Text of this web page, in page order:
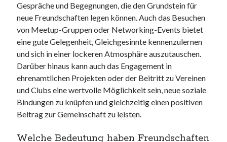
Gespräche und Begegnungen, die den Grundstein für
neue Freundschaften legen können. Auch das Besuchen
von Meetup-Gruppen oder Networking-Events bietet
eine gute Gelegenheit, Gleichgesinnte kennenzulernen
und sich in einer lockeren Atmosphäre auszutauschen.
Darüber hinaus kann auch das Engagement in
ehrenamtlichen Projekten oder der Beitritt zu Vereinen
und Clubs eine wertvolle Möglichkeit sein, neue soziale
Bindungen zu knüpfen und gleichzeitig einen positiven
Beitrag zur Gemeinschaft zu leisten.
Welche Bedeutung haben Freundschaften